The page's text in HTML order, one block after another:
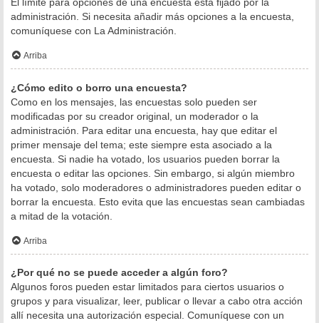
administración. Si necesita añadir más opciones a la encuesta,
comuníquese con La Administración.
Arriba
¿Cómo edito o borro una encuesta?
Como en los mensajes, las encuestas solo pueden ser
modificadas por su creador original, un moderador o la
administración. Para editar una encuesta, hay que editar el
primer mensaje del tema; este siempre esta asociado a la
encuesta. Si nadie ha votado, los usuarios pueden borrar la
encuesta o editar las opciones. Sin embargo, si algún miembro
ha votado, solo moderadores o administradores pueden editar o
borrar la encuesta. Esto evita que las encuestas sean cambiadas
a mitad de la votación.
Arriba
¿Por qué no se puede acceder a algún foro?
Algunos foros pueden estar limitados para ciertos usuarios o
grupos y para visualizar, leer, publicar o llevar a cabo otra acción
allí necesita una autorización especial. Comuníquese con un